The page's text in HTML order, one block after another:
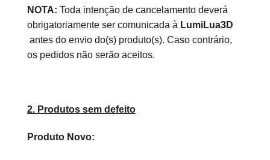
NOTA: Toda intenção de cancelamento deverá
obrigatoriamente ser comunicada à LumiLua3D​
antes do envio do(s) produto(s). Caso contrário,
os pedidos não serão aceitos.
2. Produtos sem defeito
Produto Novo: